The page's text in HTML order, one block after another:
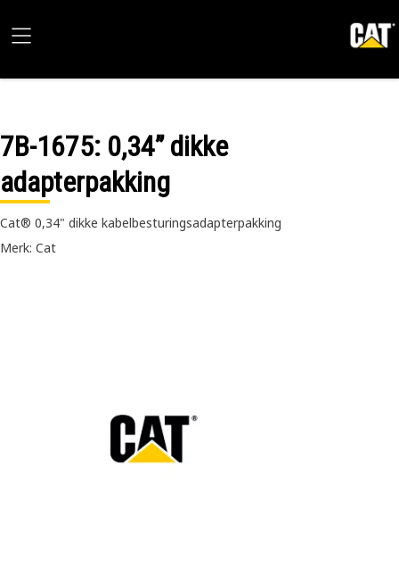
7B-1675: 0,34” dikke
adapterpakking
Cat® 0,34" dikke kabelbesturingsadapterpakking
Merk: Cat